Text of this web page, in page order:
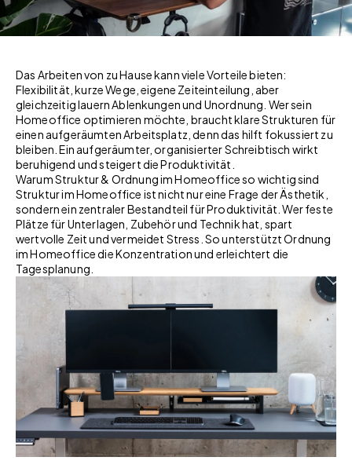
Das Arbeiten von zu Hause kann viele Vorteile bieten:
Flexibilität, kurze Wege, eigene Zeiteinteilung, aber
gleichzeitig lauern Ablenkungen und Unordnung. Wer sein
Homeoffice optimieren möchte, braucht klare Strukturen für
einen aufgeräumten Arbeitsplatz, denn das hilft fokussiert zu
bleiben. Ein aufgeräumter, organisierter Schreibtisch wirkt
beruhigend und steigert die Produktivität.
Warum Struktur & Ordnung im Homeoffice so wichtig sind
Struktur im Homeoffice ist nicht nur eine Frage der Ästhetik,
sondern ein zentraler Bestandteil für Produktivität. Wer feste
Plätze für Unterlagen, Zubehör und Technik hat, spart
wertvolle Zeit und vermeidet Stress. So unterstützt Ordnung
im Homeoffice die Konzentration und erleichtert die
Tagesplanung.